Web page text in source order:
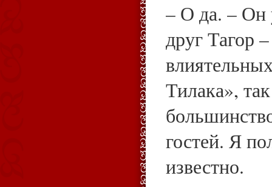
– О да. – Он
друг Тагор
Тилака»,
гостей. Я
известно.